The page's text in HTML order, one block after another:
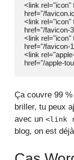
<link rel="icon"
href="/
<link rel="icon"
href="/favicon-
<link rel="icon"
href="/favicon-
<link
href="/apple-
Ça couvre 99
briller, tu peux
avec un <link
blog, on est